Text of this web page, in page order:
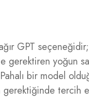
GPT seçeneğidir;
gerektiren yoğun
bir model
gerektiğinde tercih